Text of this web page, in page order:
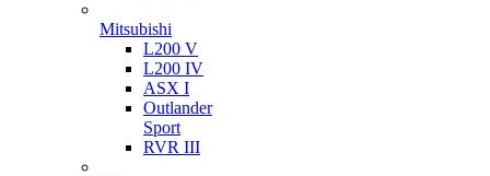
Mitsubishi
L200 V
L200 IV
ASX I
Outlander
Sport
RVR III